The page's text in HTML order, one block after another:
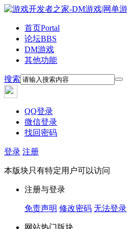
首页Portal
论坛BBS
DM游戏
其他功能
搜索
QQ登录
微信登录
找回密码
登录 注册
本版块只有特定用户可以访问
注册与登录
免责声明 修改密码 无法登录
网站热门版块